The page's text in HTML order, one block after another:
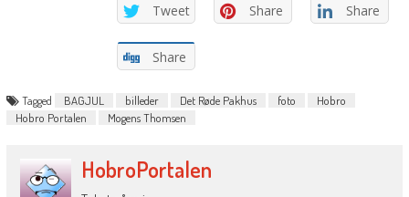
Tweet Share Share
Share
Tagged BAGJUL billeder Det Røde Pakhus foto
Hobro
Hobro Portalen
Mogens Thomsen
HobroPortalen